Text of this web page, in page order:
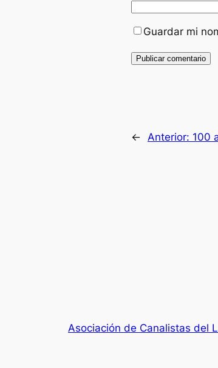
Guardar mi
← Anterior: 100
Asociación de Canalistas del